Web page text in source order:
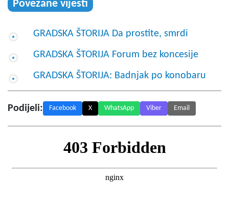
Povezane vijesti
GRADSKA ŠTORIJA Da prostite, smrdi
GRADSKA ŠTORIJA Forum bez koncesije
GRADSKA ŠTORIJA: Badnjak po konobaru
Podijeli: Facebook X WhatsApp Viber Email